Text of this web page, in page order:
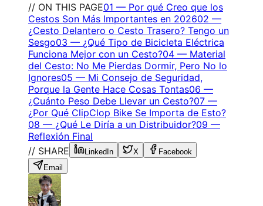
// ON THIS PAGE01 — Por qué Creo que los
Cestos Son Más Importantes en 202602 —
¿Cesto Delantero o Cesto Trasero? Tengo un
Sesgo03 — ¿Qué Tipo de Bicicleta Eléctrica
Funciona Mejor con un Cesto?04 — Material
del Cesto: No Me Pierdas Dormir, Pero No lo
Ignores05 — Mi Consejo de Seguridad,
Porque la Gente Hace Cosas Tontas06 —
¿Cuánto Peso Debe Llevar un Cesto?07 —
¿Por Qué ClipClop Bike Se Importa de Esto?
08 — ¿Qué Le Diría a un Distribuidor?09 —
Reflexión Final
// SHARE
LinkedIn X
Facebook
Email